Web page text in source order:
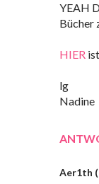
YEAH
Bücher
HIER
lg
Nadine
Aer1th